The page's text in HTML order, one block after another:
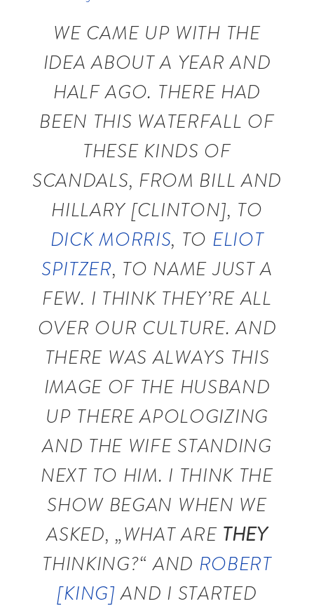
WE CAME UP WITH THE
IDEA ABOUT A YEAR AND
HALF AGO. THERE HAD
BEEN THIS WATERFALL OF
THESE KINDS OF
SCANDALS, FROM BILL AND
HILLARY [CLINTON], TO
DICK MORRIS, TO ELIOT
SPITZER, TO NAME JUST A
FEW. I THINK THEY’RE ALL
OVER OUR CULTURE. AND
THERE WAS ALWAYS THIS
IMAGE OF THE HUSBAND
UP THERE APOLOGIZING
AND THE WIFE STANDING
NEXT TO HIM. I THINK THE
SHOW BEGAN WHEN WE
ASKED, „WHAT ARE THEY
THINKING?“ AND ROBERT
[KING] AND I STARTED